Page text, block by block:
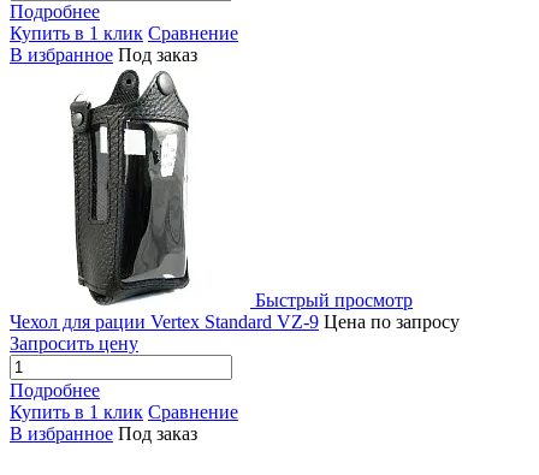
Подробнее
Купить в 1 клик Сравнение
В избранное Под заказ
Быстрый просмотр
Чехол для рации Vertex Standard VZ-9 Цена по запросу
Запросить цену
Подробнее
Купить в 1 клик Сравнение
В избранное Под заказ